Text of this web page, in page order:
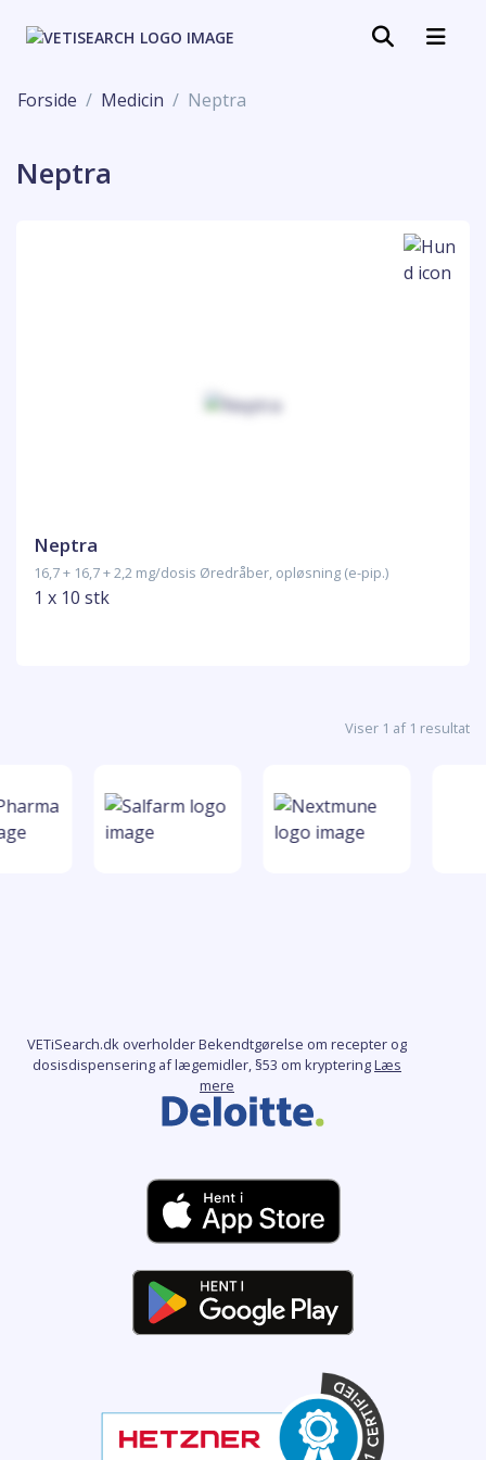
Forside Medicin Neptra
Neptra
Neptra
16,7 + 16,7 + 2,2 mg/dosis Øredråber, opløsning (e-pip.)
1 x 10 stk
Viser 1 af 1 resultat
VETiSearch.dk overholder Bekendtgørelse om recepter og
dosisdispensering af lægemidler, §53 om krypteringLæs
mere